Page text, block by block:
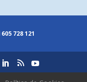
728 121